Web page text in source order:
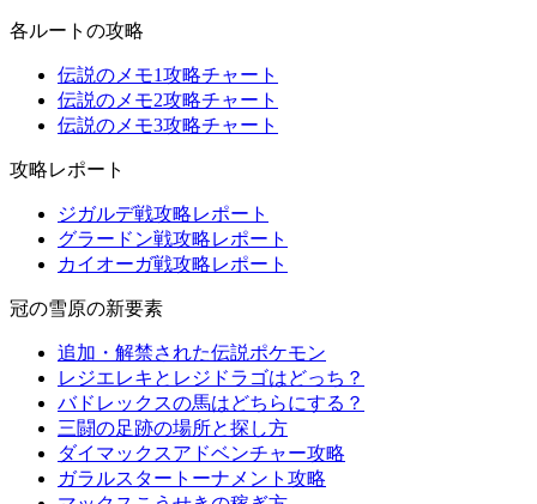
各ルートの攻略
伝説のメモ1攻略チャート
伝説のメモ2攻略チャート
伝説のメモ3攻略チャート
攻略レポート
ジガルデ戦攻略レポート
グラードン戦攻略レポート
カイオーガ戦攻略レポート
冠の雪原の新要素
追加・解禁された伝説ポケモン
レジエレキとレジドラゴはどっち？
バドレックスの馬はどちらにする？
三闘の足跡の場所と探し方
ダイマックスアドベンチャー攻略
ガラルスタートーナメント攻略